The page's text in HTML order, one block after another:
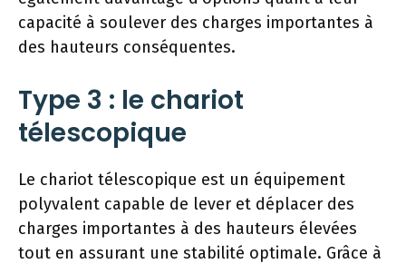
capacité à soulever des charges importantes à
des hauteurs conséquentes.
Type 3 : le chariot
télescopique
Le chariot télescopique est un équipement
polyvalent capable de lever et déplacer des
charges importantes à des hauteurs élevées
tout en assurant une stabilité optimale. Grâce à